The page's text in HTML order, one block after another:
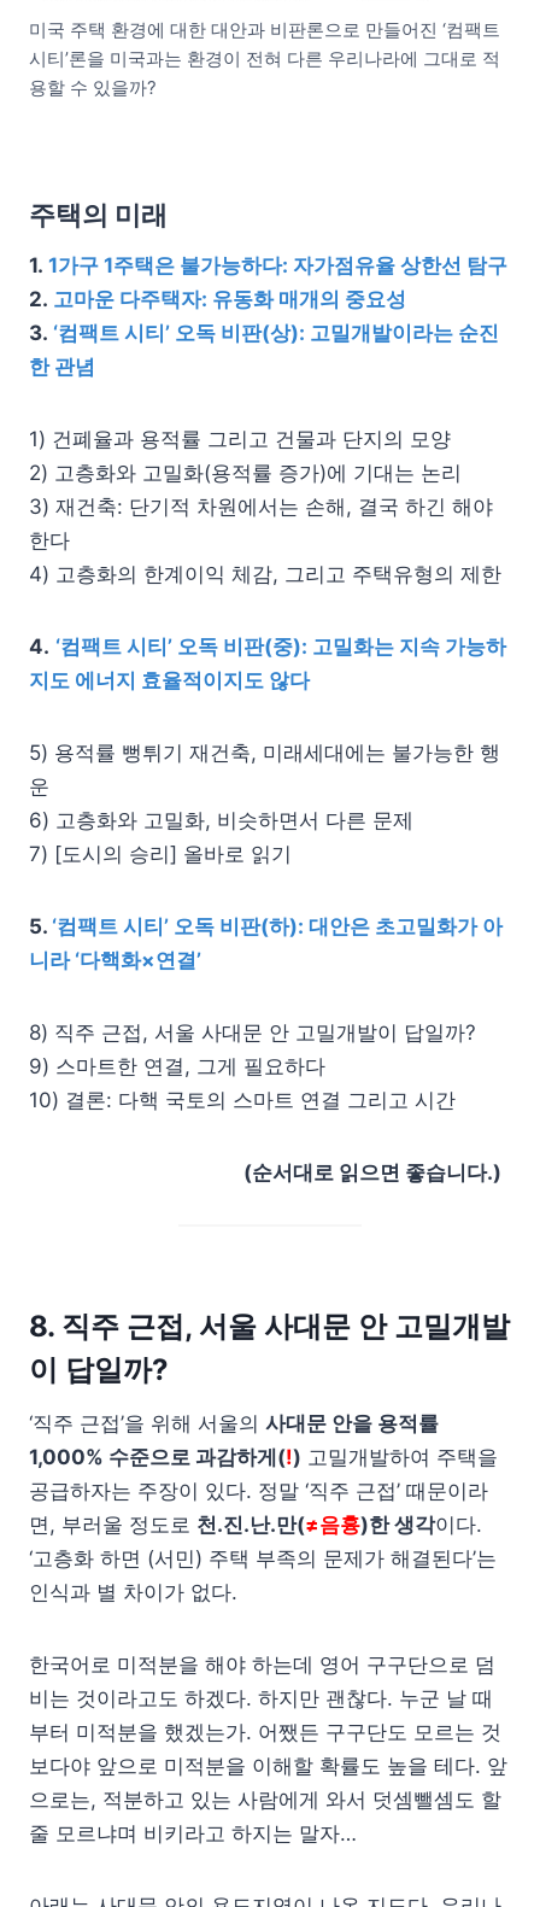
미국 주택 환경에 대한 대안과 비판론으로 만들어진 ‘컴팩트
시티’론을 미국과는 환경이 전혀 다른 우리나라에 그대로 적
용할 수 있을까?
주택의 미래
1. 1가구 1주택은 불가능하다: 자가점유율 상한선 탐구
2. 고마운 다주택자: 유동화 매개의 중요성
3. ‘컴팩트 시티’ 오독 비판(상): 고밀개발이라는 순진
한 관념
1) 건폐율과 용적률 그리고 건물과 단지의 모양
2) 고층화와 고밀화(용적률 증가)에 기대는 논리
3) 재건축: 단기적 차원에서는 손해, 결국 하긴 해야
한다
4) 고층화의 한계이익 체감, 그리고 주택유형의 제한
4. ‘컴팩트 시티’ 오독 비판(중): 고밀화는 지속 가능하
지도 에너지 효율적이지도 않다
5) 용적률 뻥튀기 재건축, 미래세대에는 불가능한 행
운
6) 고층화와 고밀화, 비슷하면서 다른 문제
7) [도시의 승리] 올바로 읽기
5. ‘컴팩트 시티’ 오독 비판(하): 대안은 초고밀화가 아
니라 ‘다핵화×연결’
8) 직주 근접, 서울 사대문 안 고밀개발이 답일까?
9) 스마트한 연결, 그게 필요하다
10) 결론: 다핵 국토의 스마트 연결 그리고 시간
(순서대로 읽으면 좋습니다.)
8. 직주 근접, 서울 사대문 안 고밀개발
이 답일까?
‘직주 근접’을 위해 서울의 사대문 안을 용적률
1,000% 수준으로 과감하게(!) 고밀개발하여 주택을
공급하자는 주장이 있다. 정말 ‘직주 근접’ 때문이라
면, 부러울 정도로 천.진.난.만(≠음흉)한 생각이다.
‘고층화 하면 (서민) 주택 부족의 문제가 해결된다’는
인식과 별 차이가 없다.
한국어로 미적분을 해야 하는데 영어 구구단으로 덤
비는 것이라고도 하겠다. 하지만 괜찮다. 누군 날 때
부터 미적분을 했겠는가. 어쨌든 구구단도 모르는 것
보다야 앞으로 미적분을 이해할 확률도 높을 테다. 앞
으로는, 적분하고 있는 사람에게 와서 덧셈뺄셈도 할
줄 모르냐며 비키라고 하지는 말자…